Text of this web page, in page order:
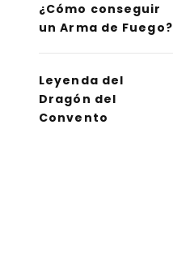
¿Cómo conseguir
un Arma de Fuego?
Leyenda del
Dragón del
Convento